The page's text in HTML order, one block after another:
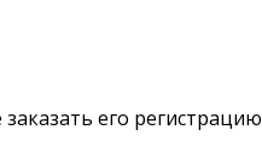
его регистрацию